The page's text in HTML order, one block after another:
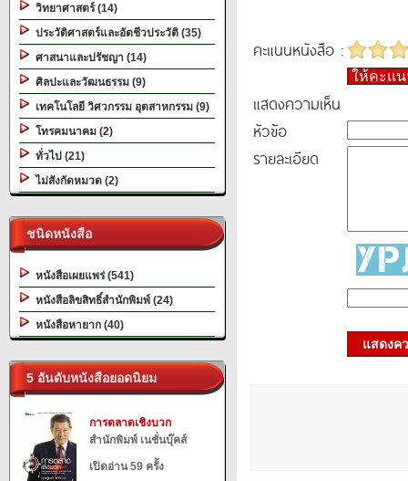
วิทยาศาสตร์ (14)
ประวัติศาสตร์และอัตชีวประวัติ (35)
ศาสนาและปรัชญา (14)
ศิลปะและวัฒนธรรม (9)
เทคโนโลยี วิศวกรรม อุตสาหกรรม (9)
โทรคมนาคม (2)
ทั่วไป (21)
ไม่สังกัดหมวด (2)
ชนิดหนังสือ
หนังสือเผยแพร่ (541)
หนังสือลิขสิทธิ์สำนักพิมพ์ (24)
หนังสือหายาก (40)
5 อันดับหนังสือยอดนิยม
การตลาดเชิงบวก
สำนักพิมพ์ เนชั่นบุ๊คส์
เปิดอ่าน 59 ครั้ง
คะแนนหนังสือ :
ให้คะแ
แสดงความเห็น
หัวข้อ
รายละเอียด
แสดงค